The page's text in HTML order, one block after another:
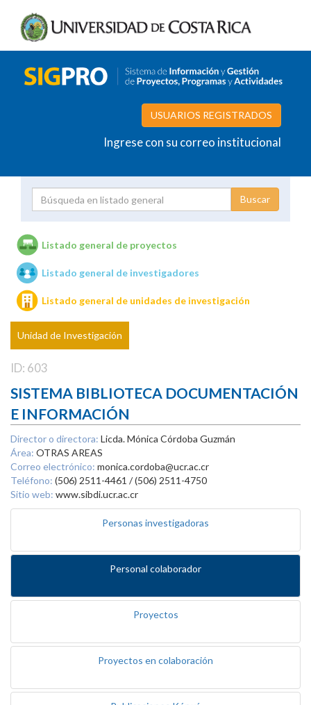
USUARIOS REGISTRADOS
Ingrese con su correo institucional
Unidades de investigación
Listado general de proyectos
Listado general de investigadores
Listado general de unidades de investigación
Unidad de Investigación
ID: 603
SISTEMA BIBLIOTECA DOCUMENTACIÓN
E INFORMACIÓN
Director o directora: Licda. Mónica Córdoba Guzmán
Área: OTRAS AREAS
Correo electrónico: monica.cordoba@ucr.ac.cr
Teléfono: (506) 2511-4461 / (506) 2511-4750
Sitio web: www.sibdi.ucr.ac.cr
Personas investigadoras
Personal colaborador
Proyectos
Proyectos en colaboración